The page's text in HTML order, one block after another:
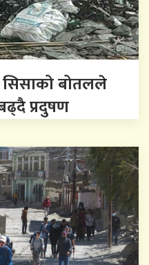
सिसाको बोतलले
प्रदुषण